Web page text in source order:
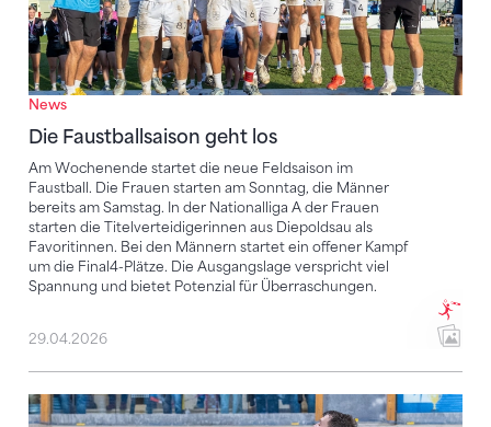
News
Die Faustballsaison geht los
Am Wochenende startet die neue Feldsaison im
Faustball. Die Frauen starten am Sonntag, die Männer
bereits am Samstag. In der Nationalliga A der Frauen
starten die Titelverteidigerinnen aus Diepoldsau als
Favoritinnen. Bei den Männern startet ein offener Kampf
um die Final4-Plätze. Die Ausgangslage verspricht viel
Spannung und bietet Potenzial für Überraschungen.
29.04.2026
Kreuzlingen holt den ersten Titel und